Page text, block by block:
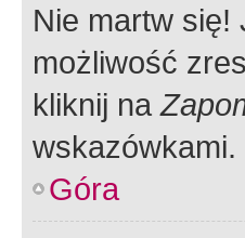
Nie martw się!
możliwość
kliknij na
wskazówkami.
Góra